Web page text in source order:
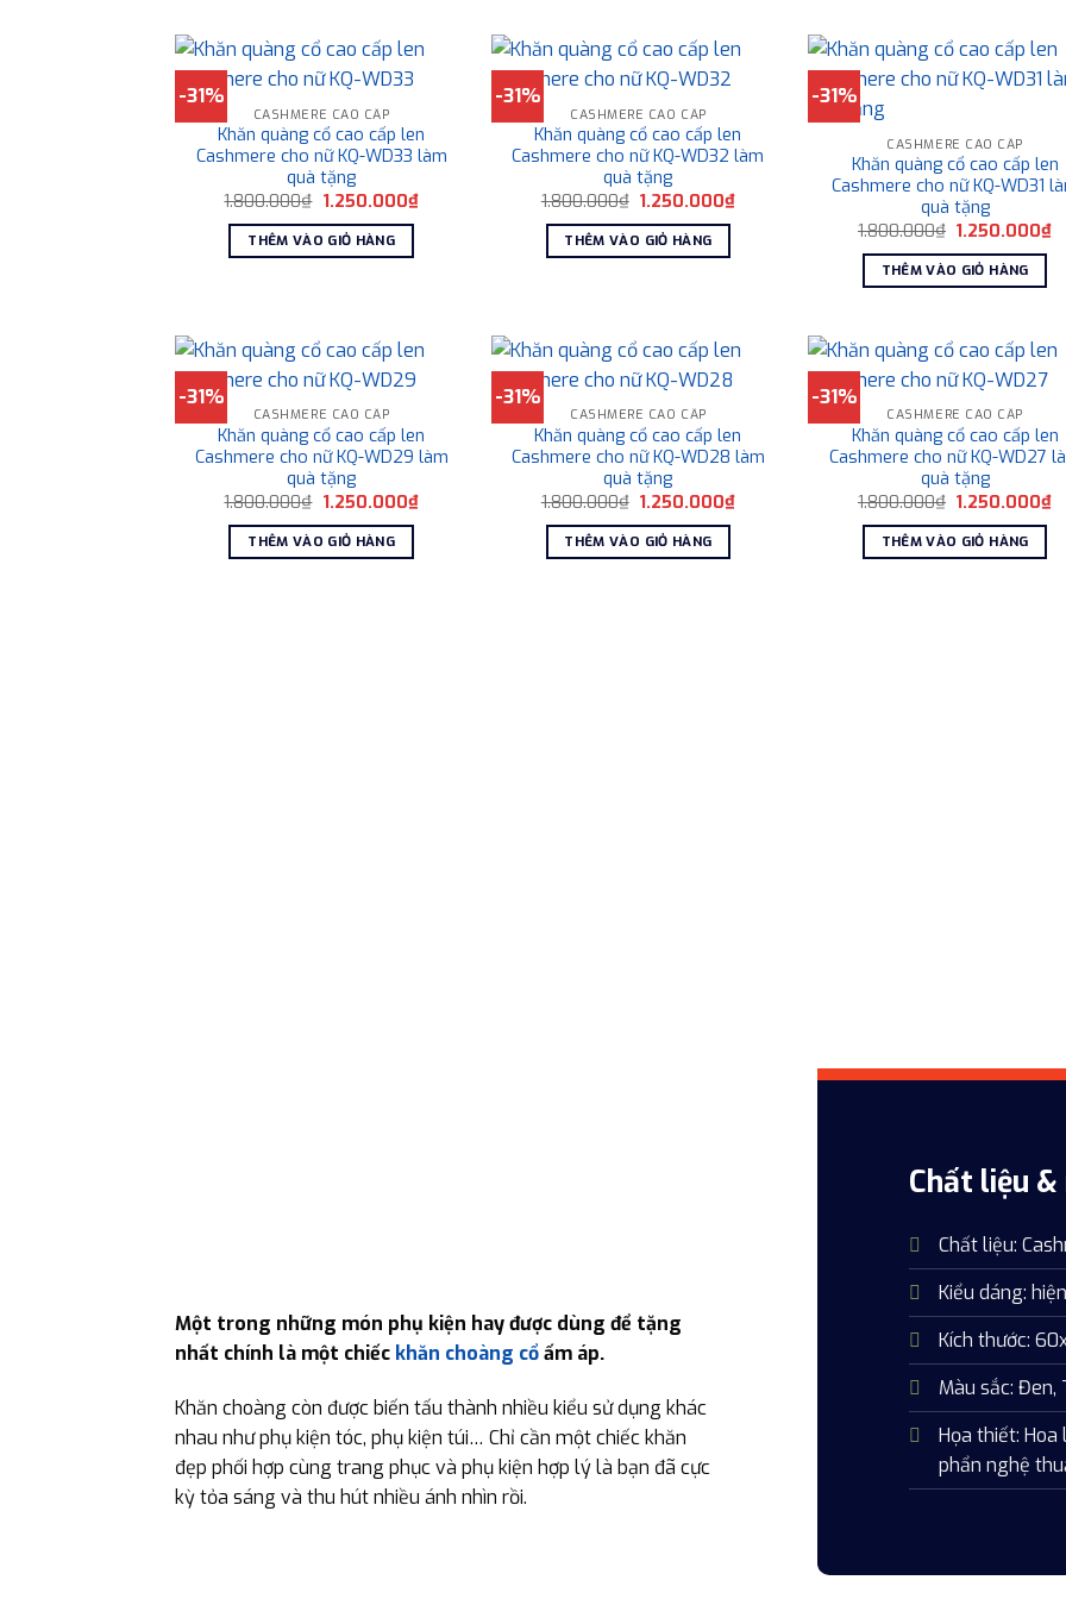
-31%
CASHMERE CAO CẤP
Khăn quàng cổ cao cấp len
Cashmere cho nữ KQ-WD33 làm
quà tặng
1.800.000₫ Giá
là:
1.800.000₫.
1.250.000₫Giá
THÊM VÀO GIỎ HÀNG
-31%
CASHMERE CAO CẤP
Khăn quàng cổ cao cấp len
Cashmere cho nữ KQ-WD32 làm
quà tặng
1.800.000₫ Giá
là:
1.800.000₫.
1.250.000₫Giá
THÊM VÀO GIỎ HÀNG
-31%
CASHMERE CAO CẤP
Khăn quàng cổ cao cấp len
Cashmere cho nữ KQ-WD31
quà tặng
1.800.000₫ Giá
là:
1.800.000₫.
1.250.000₫Giá
THÊM VÀO GIỎ HÀNG
-31%
CASHMERE CAO CẤP
Khăn quàng cổ cao cấp len
Cashmere cho nữ KQ-WD29 làm
quà tặng
1.800.000₫ Giá
là:
1.800.000₫.
1.250.000₫Giá
THÊM VÀO GIỎ HÀNG
-31%
CASHMERE CAO CẤP
Khăn quàng cổ cao cấp len
Cashmere cho nữ KQ-WD28 làm
quà tặng
1.800.000₫ Giá
là:
1.800.000₫.
1.250.000₫Giá
THÊM VÀO GIỎ HÀNG
-31%
CASHMERE CAO CẤP
Khăn quàng cổ cao cấp len
Cashmere cho nữ KQ-WD27
quà tặng
1.800.000₫ Giá
là:
1.800.000₫.
1.250.000₫Giá
THÊM VÀO GIỎ HÀNG
Một trong những món phụ kiện hay được dùng để tặng
nhất chính là một chiếc khăn choàng cổấm áp.
Khăn choàng còn được biến tấu thành nhiều kiểu sử dụng khác
nhau như phụ kiện tóc, phụ kiện túi… Chỉ cần một chiếc khăn
đẹp phối hợp cùng trang phục và phụ kiện hợp lý là bạn đã cực
kỳ tỏa sáng và thu hút nhiều ánh nhìn rồi.
Chất liệu
Chất liệu:
Kiểu dáng:
Kích thước:
Màu sắc: Đen,
Họa thiết:
phẩn nghệ